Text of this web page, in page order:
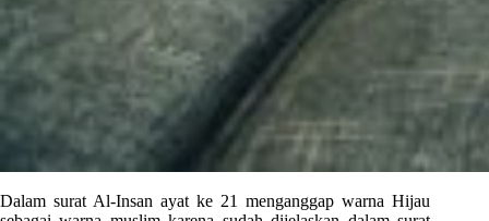
Dalam surat Al-Insan ayat ke 21 menganggap warna Hijau